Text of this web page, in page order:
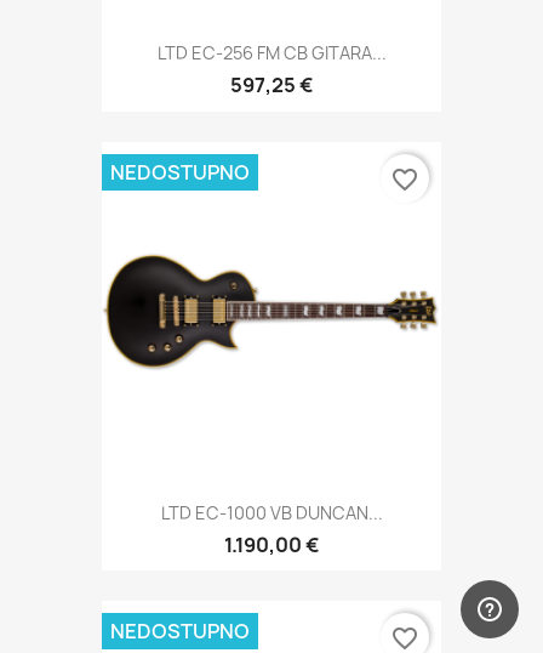
LTD EC-256 FM CB GITARA...
597,25 €
LTD EC-1000 VB DUNCAN...
1.190,00 €
NEDOSTUPNO favorite_border
NEDOSTUPNO favorite_border